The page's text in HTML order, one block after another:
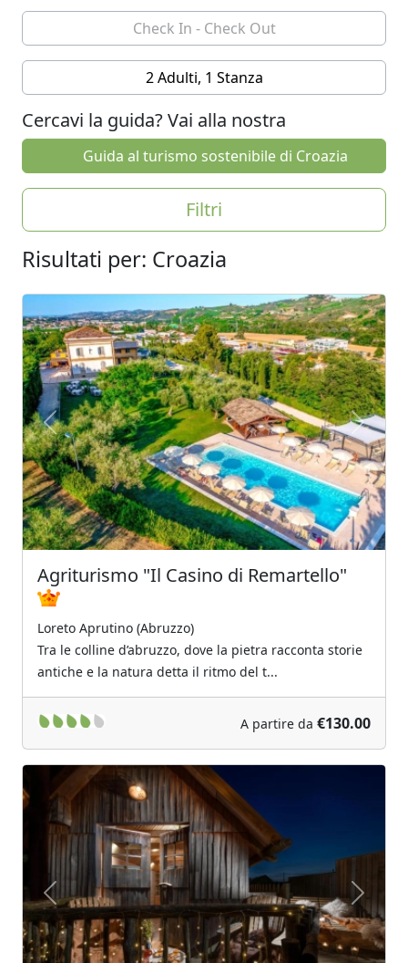
2 Adulti, 1 Stanza
Cercavi la guida? Vai alla nostra
Guida al turismo sostenibile di Croazia
Filtri
Risultati per: Croazia
Previous Next
Agriturismo "Il Casino di Remartello"
Loreto Aprutino (Abruzzo)
Tra le colline d’abruzzo, dove la pietra racconta storie
antiche e la natura detta il ritmo del t...
A partire da €130.00
Previous Next